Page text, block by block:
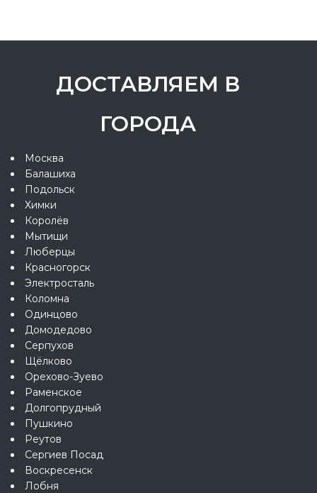
ДОСТАВЛЯЕМ В
ГОРОДА
Москва
Балашиха
Подольск
Химки
Королёв
Мытищи
Люберцы
Красногорск
Электросталь
Коломна
Одинцово
Домодедово
Серпухов
Щёлково
Орехово-Зуево
Раменское
Долгопрудный
Пушкино
Реутов
Сергиев Посад
Воскресенск
Лобня